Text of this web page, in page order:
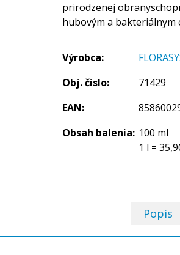
prirodzenej
hubovým a bakteriálnym
Výrobca:
Obj. čislo:
71429
EAN:
Obsah balenia: 100 ml
1 l =
Popis